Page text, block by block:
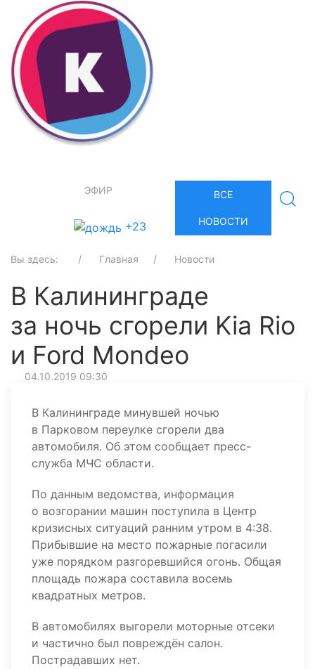
ЭФИР
+23
ВСЕ
НОВОСТИ
Вы здесь: Главная Новости
В Калининграде
за ночь сгорели Kia Riо
и Ford Mondeo
04.10.2019 09:30
В Калининграде минувшей ночью
в Парковом переулке сгорели два
автомобиля. Об этом сообщает пресс-
служба МЧС области.
По данным ведомства, информация
о возгорании машин поступила в Центр
кризисных ситуаций ранним утром в 4:38.
Прибывшие на место пожарные погасили
уже порядком разгоревшийся огонь. Общая
площадь пожара составила восемь
квадратных метров.
В автомобилях выгорели моторные отсеки
и частично был повреждён салон.
Пострадавших нет.